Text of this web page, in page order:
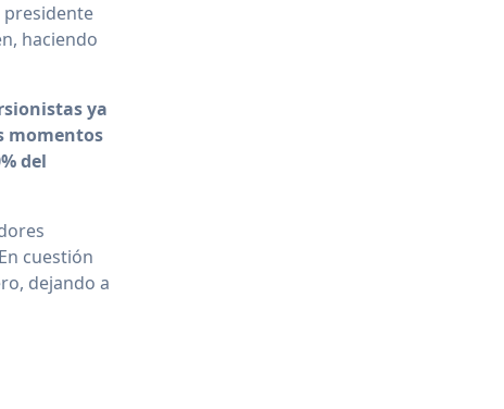
presidente
haciendo
ya
momentos
del
cuestión
dejando a